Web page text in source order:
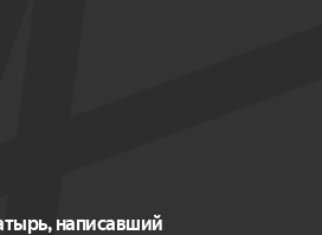
написавший